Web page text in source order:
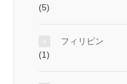
(5)
フィリピン
(1)